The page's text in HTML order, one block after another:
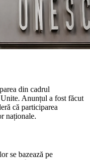
din cadrul
Anunțul a fost făcut
că participarea
naționale.
se bazează pe